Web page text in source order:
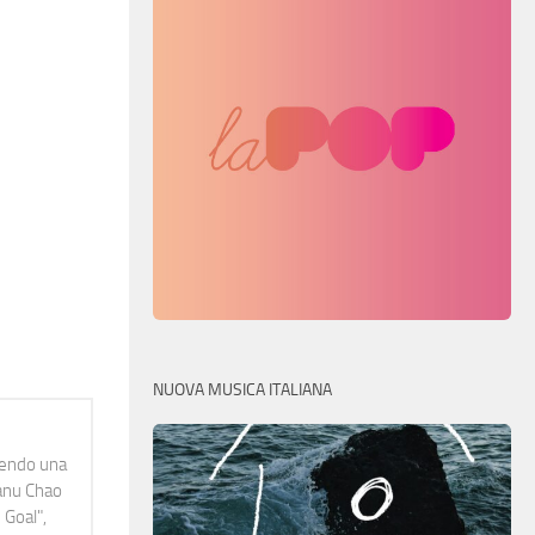
una
Chao
NUOVA MUSICA ITALIANA